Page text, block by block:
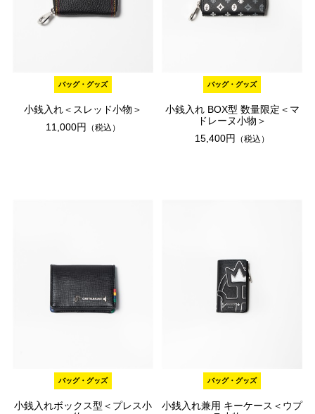
バッグ・グッズ
小銭入れ＜スレッド小物＞
11,000円
（税込）
バッグ・グッズ
小銭入れ BOX型 数量限定＜マ
ドレーヌ小物＞
15,400円
（税込）
バッグ・グッズ
小銭入れボックス型＜プレス小
バッグ・グッズ
小銭入れ兼用 キーケース＜ウプ